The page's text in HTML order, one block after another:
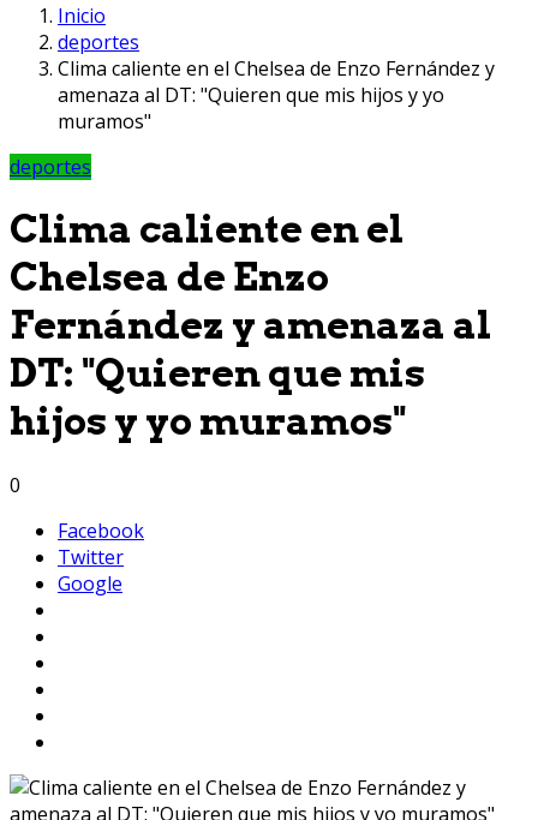
Inicio
deportes
Clima caliente en el Chelsea de Enzo Fernández y
amenaza al DT: "Quieren que mis hijos y yo
muramos"
deportes
Clima caliente en el
Chelsea de Enzo
Fernández y amenaza al
DT: "Quieren que mis
hijos y yo muramos"
0
Facebook
Twitter
Google